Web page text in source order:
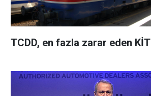
TCDD, en fazla zarar eden KİT